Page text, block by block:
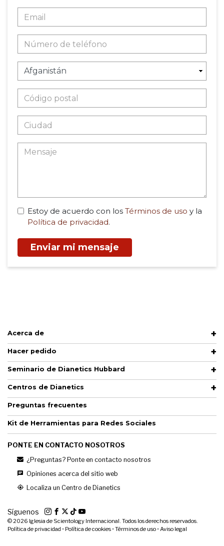
Estoy de acuerdo con los Términos de uso y la
Política de privacidad.
Enviar mi mensaje
Acerca de
Hacer pedido
Seminario de Dianetics Hubbard
Centros de Dianetics
Preguntas frecuentes
Kit de Herramientas para Redes Sociales
PONTE EN CONTACTO NOSOTROS
¿Preguntas? Ponte en contacto nosotros
Opiniones acerca del sitio web
Localiza un Centro de Dianetics
Síguenos
© 2026 Iglesia de Scientology Internacional. Todos los derechos reservados.
Política de privacidad • Política de cookies • Términos de uso • Aviso legal